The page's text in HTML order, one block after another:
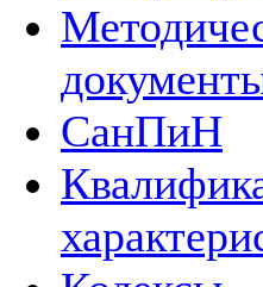
СанПиН